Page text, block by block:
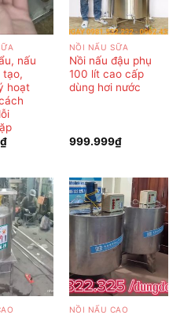
nấu
tạo,
hoạt
₫
NỒI NẤU SỮA
Nồi nấu đậu phụ
100 lít cao cấp
dùng hơi nước
999.999₫
NỒI NẤU CAO